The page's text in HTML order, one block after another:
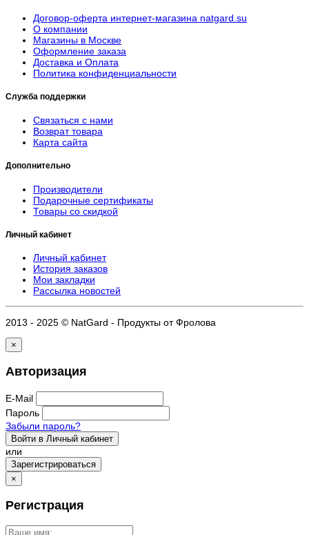
Договор-оферта интернет-магазина natgard.su
О компании
Магазины в Москве
Оформление заказа
Доставка и Оплата
Политика конфиденциальности
Служба поддержки
Связаться с нами
Возврат товара
Карта сайта
Дополнительно
Производители
Подарочные сертификаты
Товары со скидкой
Личный кабинет
Личный кабинет
История заказов
Мои закладки
Рассылка новостей
2013 - 2025 © NatGard - Продукты от Фролова
×
Авторизация
E-Mail
Пароль
Забыли пароль?
Войти в Личный кабинет
или
Зарегистрироваться
×
Регистрация